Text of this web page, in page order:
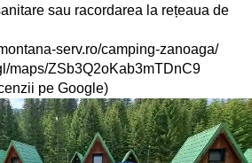
sau racordarea la rețeaua de
serv.ro/camping-zanoaga/
maps/ZSb3Q2oKab3mTDnC9
pe Google)